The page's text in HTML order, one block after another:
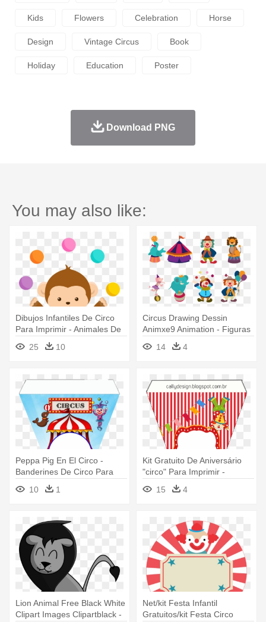
Kids Flowers Celebration Horse
Design Vintage Circus Book
Holiday Education Poster
Download PNG
You may also like:
Dibujos Infantiles De Circo
Para Imprimir - Animales De
Circo Animados Png
25 10
Circus Drawing Dessin
Animxe9 Animation - Figuras
De Circo Para Imprimir
14 4
Peppa Pig En El Circo -
Banderines De Circo Para
10 1
Kit Gratuito De Aniversário
"circo" Para Imprimir -
Banderines De Circo Para
Imprimir
15 4
Lion Animal Free Black White
Clipart Images Clipartblack -
Net/kit Festa Infantil
Gratuitos/kit Festa Circo